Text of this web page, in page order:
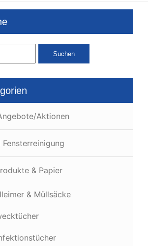
Aktionen
Fensterreinigung
& Papier
& Müllsäcke